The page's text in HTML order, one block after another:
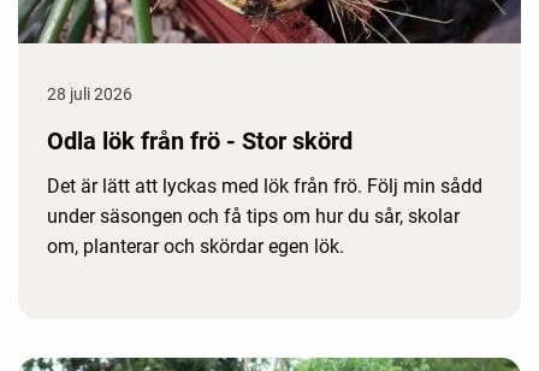
28 juli 2026
Odla lök från frö - Stor skörd
Det är lätt att lyckas med lök från frö. Följ min sådd
under säsongen och få tips om hur du sår, skolar
om, planterar och skördar egen lök.